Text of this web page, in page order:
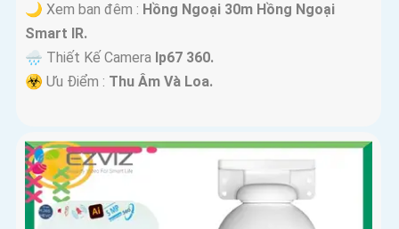
🌙 Xem ban đêm : Hồng Ngoại 30m Hồng Ngoại
Smart IR.
🌧️ Thiết Kế Camera Ip67 360.
️☣️ Ưu Điểm : Thu Âm Và Loa.